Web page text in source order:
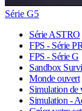
Série G5
Série ASTRO
FPS - Série
FPS - Série G
Sandbox
Monde ouvert
Simulation de
Simulation -